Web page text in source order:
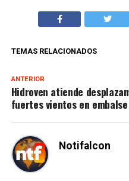
TEMAS RELACIONADOS
ANTERIOR
Hidroven atiende
fuertes vientos en
Notifalcon